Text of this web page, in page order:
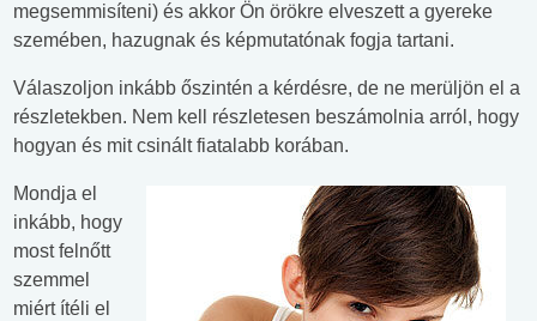
megsemmisíteni) és akkor Ön örökre elveszett a gyereke
szemében, hazugnak és képmutatónak fogja tartani.
Válaszoljon inkább őszintén a kérdésre, de ne merüljön el a
részletekben. Nem kell részletesen beszámolnia arról, hogy
hogyan és mit csinált fiatalabb korában.
Mondja el
inkább, hogy
most felnőtt
szemmel
miért ítéli el